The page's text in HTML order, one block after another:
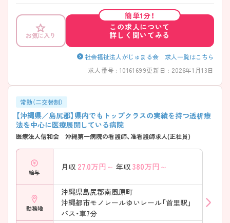
お気に入り
簡単1分！
この求人について
詳しく聞いてみる
社会福祉法人がじゅまる会 求人一覧はこちら
求人番号 : 10161699更新日 : 2026年1月13日
常勤（二交替制）
【沖縄県／島尻郡】県内でもトップクラスの実績を持つ透析療
法を中心に医療展開している病院
医療法人信和会 沖縄第一病院の看護師、准看護師求人(正社員)
給与
月収 27.0万円～ 年収 380万円～
勤務地
沖縄県島尻郡南風原町
沖縄都市モノレールゆいレール「首里駅」
バス・車7分